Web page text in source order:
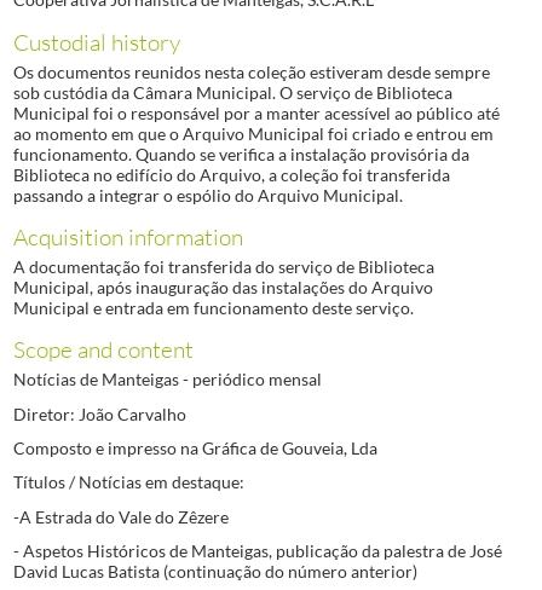
Custodial history
Os documentos reunidos nesta coleção estiveram desde sempre
sob custódia da Câmara Municipal. O serviço de Biblioteca
Municipal foi o responsável por a manter acessível ao público até
ao momento em que o Arquivo Municipal foi criado e entrou em
funcionamento. Quando se verifica a instalação provisória da
Biblioteca no edifício do Arquivo, a coleção foi transferida
passando a integrar o espólio do Arquivo Municipal.
Acquisition information
A documentação foi transferida do serviço de Biblioteca
Municipal, após inauguração das instalações do Arquivo
Municipal e entrada em funcionamento deste serviço.
Scope and content
Notícias de Manteigas - periódico mensal
Diretor: João Carvalho
Composto e impresso na Gráfica de Gouveia, Lda
Títulos / Notícias em destaque:
-A Estrada do Vale do Zêzere
- Aspetos Históricos de Manteigas, publicação da palestra de José
David Lucas Batista (continuação do número anterior)